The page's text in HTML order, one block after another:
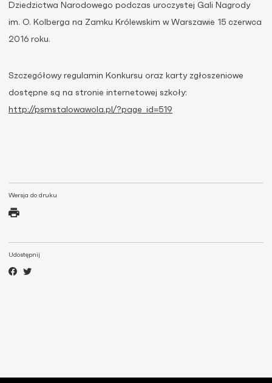
Wersja do druku
Udostępnij
Dziedzictwa Narodowego podczas uroczystej Gali Nagrody
im. O. Kolberga na Zamku Królewskim w Warszawie 15 czerwca
2016 roku.
Szczegółowy regulamin Konkursu oraz karty zgłoszeniowe
dostępne są na stronie internetowej szkoły:
http://psmstalowawola.pl/?page_id=519